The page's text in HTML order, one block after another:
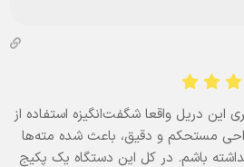
دریل واقعا شگفت‌انگیزه استفاده از
با طراحی مستحکم و دقیق، باعث شده مته‌ها
باشم. در کل این دستگاه یک پکیج